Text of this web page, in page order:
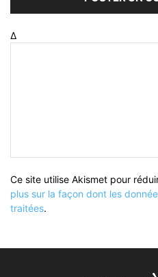
Δ
Ce site utilise Akismet pour
plus sur la façon dont les
traitées.